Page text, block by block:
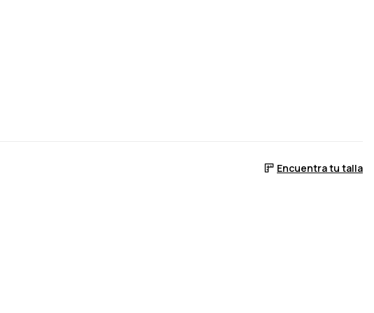
Encuentra tu talla
a estar en stock
vuelva a estar en stock